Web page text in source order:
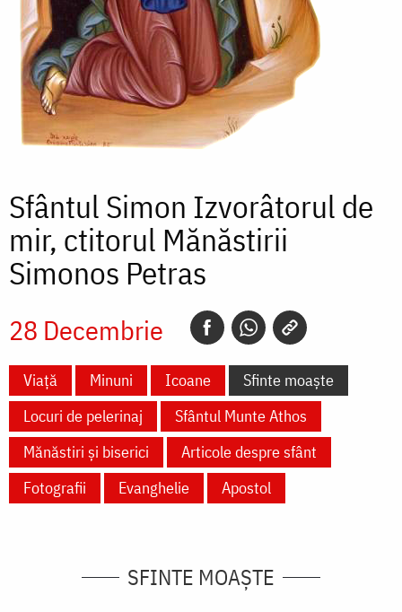
Sfântul Simon Izvorâtorul de
mir, ctitorul Mănăstirii
Simonos Petras
28 Decembrie
Viață Minuni Icoane
Sfinte moaște
Locuri de pelerinaj
Sfântul Munte Athos
Mănăstiri și biserici
Articole despre sfânt
Fotografii
Evanghelie Apostol
SFINTE MOAȘTE